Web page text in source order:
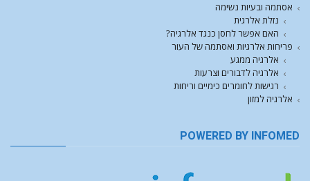
אסתמה ובעיות נשימה
נזלת אלרגית
האם אפשר לחסן כנגד אלרגיה?
פריחות אלרגיות ואסתמה של העור
אלרגיה ממגע
אלרגיה לדבורים וצרעות
רגישות לחומרים כימיים וריחות
אלרגיה למזון
POWERED BY INFOMED